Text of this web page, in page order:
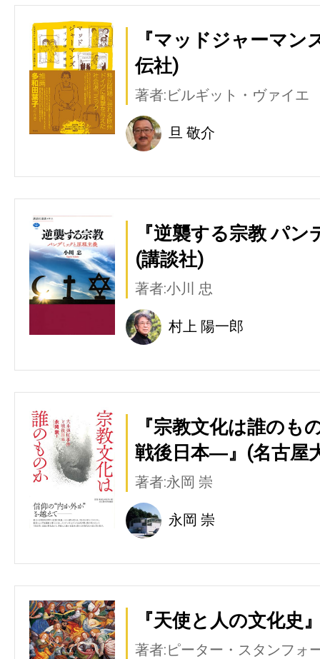
『マッドジャーマン
伝社)
著者:ビルギット・ヴァイエ
旦 敬介
『逆襲する宗教 パ
(講談社)
著者:小川 忠
村上 陽一郎
『宗教文化は誰の
戦後日本―』(名古屋
著者:永岡 崇
永岡 崇
『天使と人の文化史
著者:ピーター・スタンフォ